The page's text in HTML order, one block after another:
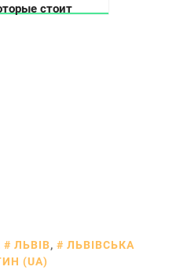
стоит
ЛЬВІВ,
ЛЬВІВСЬКА
(UA)